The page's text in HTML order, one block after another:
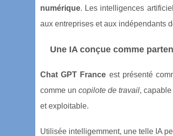
numérique. Les intelligences
aux entreprises et aux indépendants
Une IA conçue comme
Chat GPT France est présenté
comme un copilote de travail,
et exploitable.
Utilisée intelligemment, une telle IA